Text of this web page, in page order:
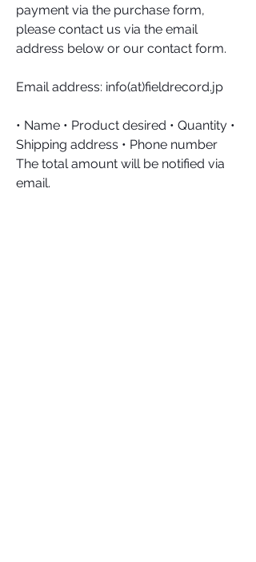
payment via the purchase form,
please contact us via the email
address below or our contact form.
Email address: info(at)fieldrecord.jp
• Name • Product desired • Quantity •
Shipping address • Phone number
The total amount will be notified via
email.